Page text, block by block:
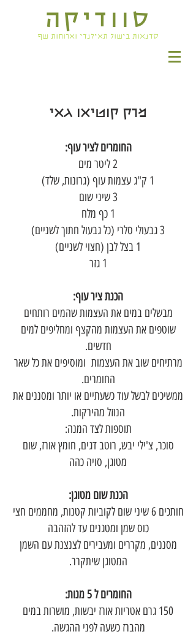
סוודיקה
סדנאות בישול תאילנדי וארוחות שף
מרק קוטיאו גאי
החומרים לציר עוף:
2 ליטר מים
1 ק"ג עצמות עוף (גרונות, שלד)
3 שיני שום
1 כף מלח
3 גבעולי סלרי (כל גבעול חתוך לשניים)
1 בצל לבן (חצוי לשניים)
1 גזר
הכנת ציר עוף:
מבשלים במים את העצמות שהמים רותחים
שוטפים את העצמות מהקצף ומחליפים למים
חדשים.
מרתיחים שוב את העצמות ומוסיפים את כל שאר
החומרים.
ממשיכים לבשל עוד כשעתיים או יותר ומסננים את
הנוזל מהירקות.
תוספות לצד המנה:
סוכר, צ'ילי יבש, רוטב דגים, חומץ אורז, שום
מטוגן, סויה כהה
הכנת שום מטוגן:
חותכים 6 שיני שום לקוביות קטנות, מחממים חצי
כוס שמן ומטגנים עד להזהבה
מסננים, מקררים ומעבירים לצנצנת עם השמן
המטוגן שיתקרר.
החומרים ל 5 מנות:
150 גרם אטריות אורז יבשות, מושרות במים
מהברז כשעה לפני ההגשה.